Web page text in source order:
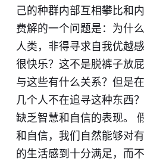
己的种群内部互相攀比和
费解的一个问题是：为什
人类，非得寻求自我优越
很快乐？这不是脱裤子放
与这些有什么关系？但是
几个人不在追寻这种东西
缺乏智慧和自信的表现。
和自信，我们自然能够对
的生活感到十分满足，而